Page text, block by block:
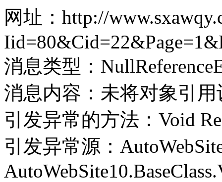
网址：http://
消息类型：
消息内容：未将对象引
引发异常的方法：Void
引发异常源：